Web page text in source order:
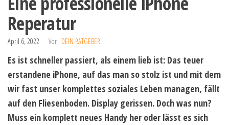
Reperatur
April 6, 2022 Von DEIN RATGEBER
Es ist schneller passiert, als einem lieb ist: Das teuer
erstandene iPhone, auf das man so stolz ist und mit dem
wir fast unser komplettes soziales Leben managen, fällt
auf den Fliesenboden. Display gerissen. Doch was nun?
Muss ein komplett neues Handy her oder lässt es sich